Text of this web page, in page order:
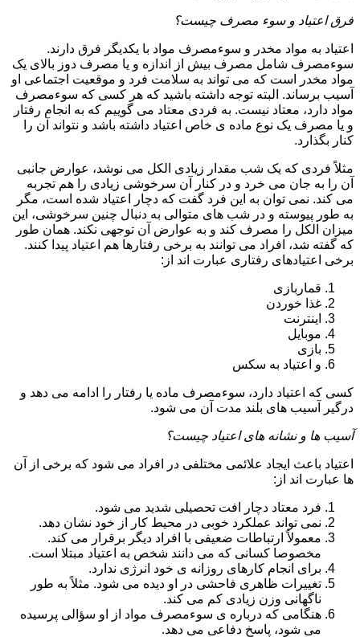
فرق اعتیاد و سوء مصرف چیست؟
اعتیاد به مواد مخدر و سوءمصرف مواد با یکدیگر فرق دارند.
سوءمصرف شامل مصرف بیش از اندازه و یا مصرف دوز بالای یک
مواد مخدر است که می تواند به سلامت فرد و موقعیت اجتماعی او
آسیب برساند. البته توجه داشته باشید که هر کسی که سوءمصرف
مواد دارد، معتاد نیست. به فردی معتاد می گوییم که به انجام رفتار
و یا مصرف یک نوع ماده ی خاص اعتیاد داشته باشد و نتواند آن را
کنار بگذارد.
مثلاً فردی که یک شب مقدار زیادی الکل می نوشد، عوارض جانبی
آن را به جان می خرد و در کنار آن سرخوشی زیادی را هم تجربه
می کند. نمی توان به این فرد گفت که دچار اعتیاد شده است، مگر
به طور پیوسته و در شب های متوالی به دنبال چنین سرخوشی، این
میزان الکل را مصرف کند و به عوارض آن توجهی نکند. همان طور
که گفته شد، افراد می توانند به برخی رفتارها هم اعتیاد پیدا کنند.
برخی اعتیادهای رفتاری عبارت اند از:
قماربازی
غذا خوردن
اینترنت
موبایل
بازی
و اعتیاد به سکس
کسی که اعتیاد دارد، سوءمصرف ماده یا رفتار را ادامه می دهد و
درگیر آسیب های بلند مدت آن می شود.
آسیب ها و نشانه های اعتیاد چیست؟
اعتیاد باعث ایجاد علائمی مختلفی در افراد می شود که برخی از آن
ها عبارت اند از:
فرد معتاد دچار افت تحصیلی شدید می شود.
نمی تواند عملکرد خوبی در محیط کار از خود نشان دهد.
معمولاً ارتباطات ضعیفی با افراد دیگر برقرار می کند.
مخصوصا کسانی که می دانند شخص به اعتیاد مبتلا است.
برای انجام کارهای روزانه ی خود انرژی ندارد.
تغییرات ظاهری فاحشی در او دیده می شود. مثلاً به طور
ناگهانی وزن زیادی کم می کند.
هنگامی که درباره ی سوءمصرف مواد از او سؤالی پرسیده
می شود، پاسخ دفاعی می دهد.